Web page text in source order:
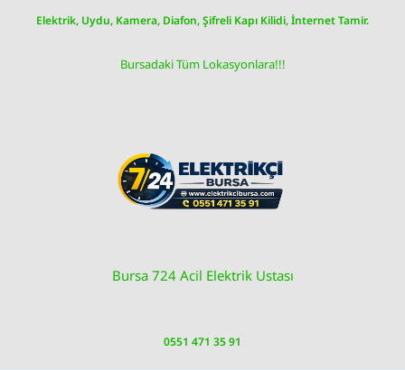
Elektrik, Uydu, Kamera, Diafon, Şifreli Kapı Kilidi, İnternet Tamir.
Bursadaki Tüm Lokasyonlara!!!
Bursa 724 Acil Elektrik Ustası
0551 471 35 91